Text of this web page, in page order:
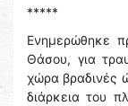
*****
Ενημερώθηκε
Θάσου, για
χώρα βραδινές
διάρκεια του